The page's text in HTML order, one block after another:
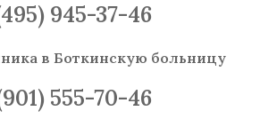
945-37-46
в Боткинскую больницу
555-70-46